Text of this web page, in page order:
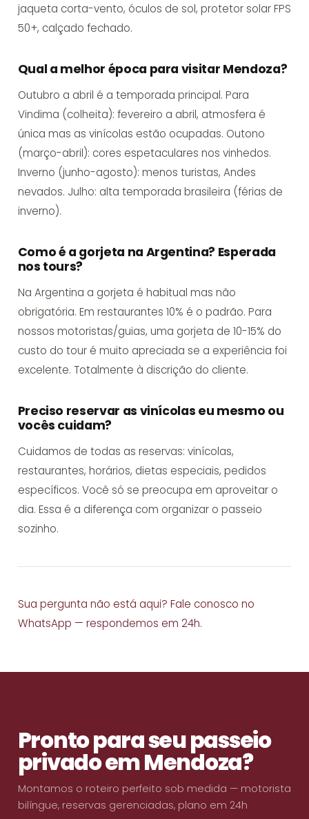
jaqueta corta-vento, óculos de sol, protetor solar FPS
50+, calçado fechado.
Qual a melhor época para visitar Mendoza?
Outubro a abril é a temporada principal. Para
Vindima (colheita): fevereiro a abril, atmosfera é
única mas as vinícolas estão ocupadas. Outono
(março-abril): cores espetaculares nos vinhedos.
Inverno (junho-agosto): menos turistas, Andes
nevados. Julho: alta temporada brasileira (férias de
inverno).
Como é a gorjeta na Argentina? Esperada
nos tours?
Na Argentina a gorjeta é habitual mas não
obrigatória. Em restaurantes 10% é o padrão. Para
nossos motoristas/guias, uma gorjeta de 10-15% do
custo do tour é muito apreciada se a experiência foi
excelente. Totalmente à discrição do cliente.
Preciso reservar as vinícolas eu mesmo ou
vocês cuidam?
Cuidamos de todas as reservas: vinícolas,
restaurantes, horários, dietas especiais, pedidos
específicos. Você só se preocupa em aproveitar o
dia. Essa é a diferença com organizar o passeio
sozinho.
Sua pergunta não está aqui? Fale conosco no
WhatsApp — respondemos em 24h.
Pronto para seu passeio
privado em Mendoza?
Montamos o roteiro perfeito sob medida — motorista
bilíngue, reservas gerenciadas, plano em 24h